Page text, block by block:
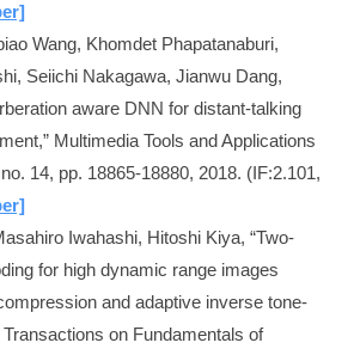
Wang, Khomdet Phapatanaburi,
Seiichi Nakagawa, Jianwu Dang,
aware DNN for distant-talking
Multimedia Tools and Applications
14, pp. 18865-18880, 2018. (IF:2.101,
Iwahashi, Hitoshi Kiya, “Two-
for high dynamic range images
and adaptive inverse tone-
on Fundamentals of